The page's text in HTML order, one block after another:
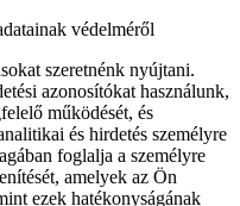
védelméről
szeretnénk nyújtani.
azonosítókat használunk,
működését, és
és hirdetés személyre
foglalja a személyre
amelyek az Ön
ezek hatékonyságának